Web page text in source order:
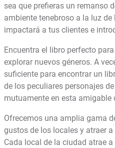
sea que prefieras un remanso
ambiente tenebroso a la luz
impactará a tus clientes e
Encuentra el libro perfecto
explorar nuevos géneros. A
suficiente para encontrar un
de los peculiares personajes
mutuamente en esta amigable
Ofrecemos una amplia gama
gustos de los locales y atraer
Cada local de la ciudad atrae